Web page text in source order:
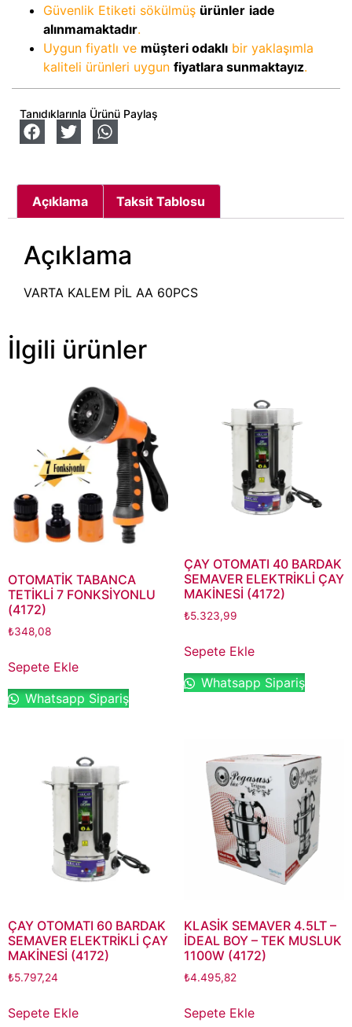
Güvenlik Etiketi sökülmüş ürünler iade
alınmamaktadır.
Uygun fiyatlı ve müşteri odaklı bir yaklaşımla
kaliteli ürünleri uygun fiyatlara sunmaktayız.
Tanıdıklarınla Ürünü Paylaş
Açıklama Taksit Tablosu
Açıklama
VARTA KALEM PİL AA 60PCS
İlgili ürünler
OTOMATİK TABANCA
TETİKLİ 7 FONKSİYONLU
(4172)
₺348,08
Sepete Ekle
Whatsapp Sipariş
ÇAY OTOMATI 40 BARDAK
SEMAVER ELEKTRİKLİ ÇAY
MAKİNESİ (4172)
₺5.323,99
Sepete Ekle
Whatsapp Sipariş
ÇAY OTOMATI 60 BARDAK
SEMAVER ELEKTRİKLİ ÇAY
MAKİNESİ (4172)
₺5.797,24
Sepete Ekle
KLASİK SEMAVER 4.5LT –
İDEAL BOY – TEK MUSLUK
1100W (4172)
₺4.495,82
Sepete Ekle